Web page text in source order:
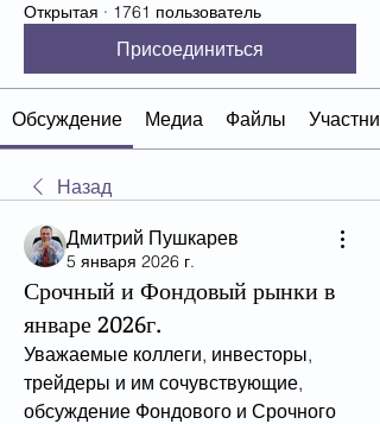
Открытая · 1761 пользователь
Присоединиться
Обсуждение Медиа Файлы
Назад
Дмитрий Пушкарев
5 января 2026 г.
Срочный и Фондовый рынки в
январе 2026г.
Уважаемые коллеги, инвесторы,
трейдеры и им сочувствующие,
обсуждение Фондового и Срочного